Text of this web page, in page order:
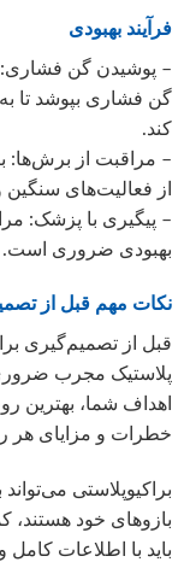
فرآیند بهبودی
– پوشیدن گن فشاری:
گن فشاری بپوشد تا
کند.
– مراقبت از برش‌ها:
از فعالیت‌های
– پیگیری با پزشک:
بهبودی ضروری است.
نکات مهم قبل از
قبل از تصمیم‌گیری
پلاستیک مجرب
اهداف شما، بهترین
خطرات و مزایای هر
براکیوپلاستی
بازوهای خود هستند،
باید با اطلاعات